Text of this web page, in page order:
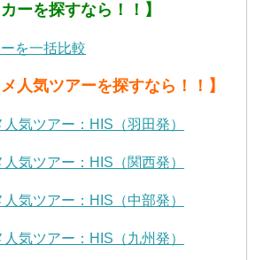
ーを探すなら！！】
を一括比較
人気ツアーを探すなら！！】
気ツアー：HIS（羽田発）
気ツアー：HIS（関西発）
気ツアー：HIS（中部発）
気ツアー：HIS（九州発）